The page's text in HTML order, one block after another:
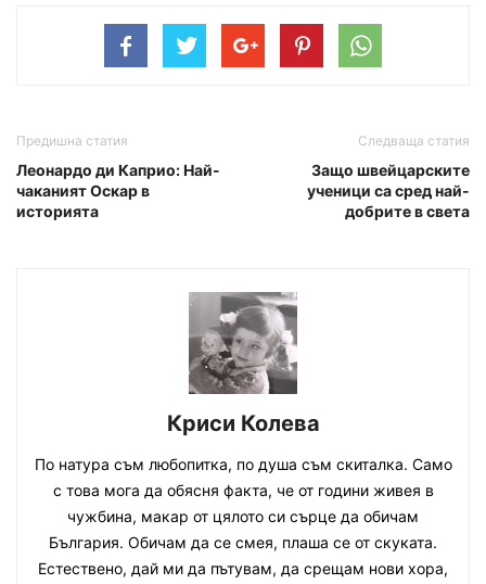
Предишна статия
Леонардо ди Каприо: Най-
чаканият Оскар в
историята
Следваща статия
Защо швейцарските
ученици са сред най-
добрите в света
Криси Колева
По натура съм любопитка, по душа съм скиталка. Само
с това мога да обясня факта, че от години живея в
чужбина, макар от цялото си сърце да обичам
България. Обичам да се смея, плаша се от скуката.
Естествено, дай ми да пътувам, да срещам нови хора,